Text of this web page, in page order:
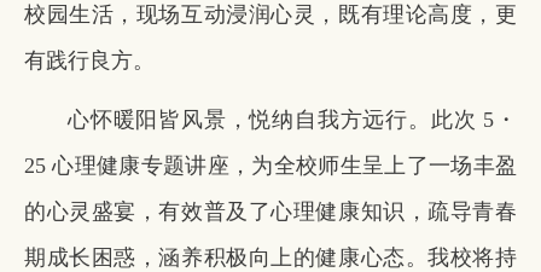
校园生活，现场互动浸润心灵，既有理论高度，更
有践行良方。
心怀暖阳皆风景，悦纳自我方远行。此次 5・
25 心理健康专题讲座，为全校师生呈上了一场丰盈
的心灵盛宴，有效普及了心理健康知识，疏导青春
期成长困惑，涵养积极向上的健康心态。我校将持